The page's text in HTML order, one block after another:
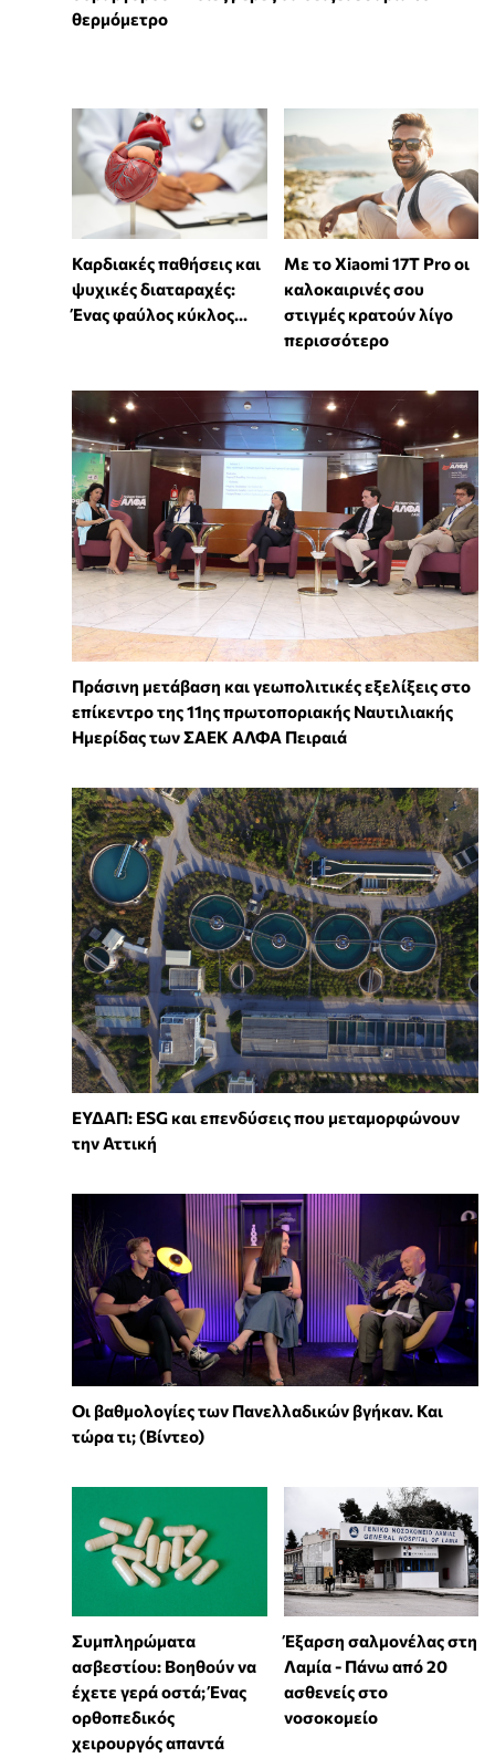
θερμόμετρο
Καρδιακές παθήσεις και
ψυχικές διαταραχές:
Ένας φαύλος κύκλος...
Με το Xiaomi 17T Pro οι
καλοκαιρινές σου
στιγμές κρατούν λίγο
περισσότερο
Πράσινη μετάβαση και γεωπολιτικές εξελίξεις στο
επίκεντρο της 11ης πρωτοποριακής Ναυτιλιακής
Ημερίδας των ΣΑΕΚ ΑΛΦΑ Πειραιά
ΕΥΔΑΠ: ESG και επενδύσεις που μεταμορφώνουν
την Αττική
Οι βαθμολογίες των Πανελλαδικών βγήκαν. Και
τώρα τι; (Βίντεο)
Συμπληρώματα
ασβεστίου: Βοηθούν να
έχετε γερά οστά; Ένας
ορθοπεδικός
χειρουργός απαντά
Έξαρση σαλμονέλας στη
Λαμία - Πάνω από 20
ασθενείς στο
νοσοκομείο